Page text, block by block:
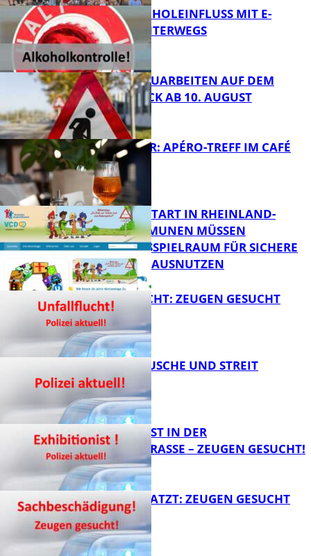
FB News
FB News
UNTER ALKOHOLEINFLUSS MIT E-
SCOOTER UNTERWEGS
FB News
STRASSENBAUARBEITEN AUF DEM B
ÄNNJERRÜCK AB 10. AUGUST
FB Kultur
HOT SUMMER: APÉRO-TREFF IM CAFÉ
LUMA
ZUM SCHULSTART IN RHEINLAND-
PFALZ: KOMMUNEN MÜSSEN
HANDLUNGSSPIELRAUM FÜR SICHERE
SCHULWEGE AUSNUTZEN
UNFALLFLUCHT: ZEUGEN GESUCHT
KNALLGERÄUSCHE UND STREIT
EXHIBITIONIST IN DER
VELMANNSTRASSE – ZEUGEN GESUCHT!
AUTO ZERKRATZT: ZEUGEN GESUCHT